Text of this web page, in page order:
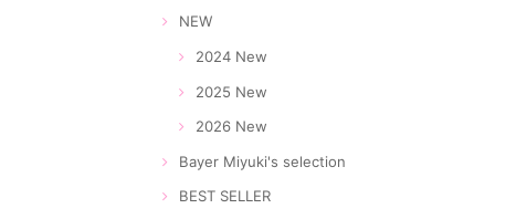
NEW
2024 New
2025 New
2026 New
Bayer Miyuki's selection
BEST SELLER